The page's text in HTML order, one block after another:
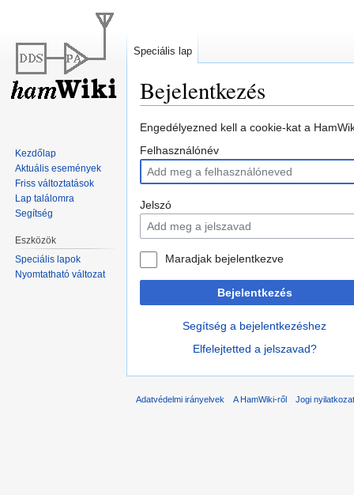
Bejelentkezés
Ugrás
a
navigációhoz
Ugrás
a
kereséshez
Engedélyezned kell a cookie-kat a
Felhasználónév
Jelszó
Maradjak bejelentkezve
Bejelentkezés
Segítség a bejelentkezéshez
Elfelejtetted a jelszavad?
Speciális lap
Kezdőlap
Aktuális események
Friss változtatások
Lap találomra
Segítség
Eszközök
Speciális lapok
Nyomtatható változat
Adatvédelmi irányelvek A HamWiki-ről Jogi